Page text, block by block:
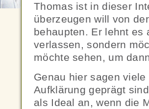
Thomas ist in dieser
überzeugen will von
behaupten. Er lehnt es
verlassen, sondern
möchte sehen, um
Genau hier sagen
Aufklärung geprägt
als Ideal an, wenn die